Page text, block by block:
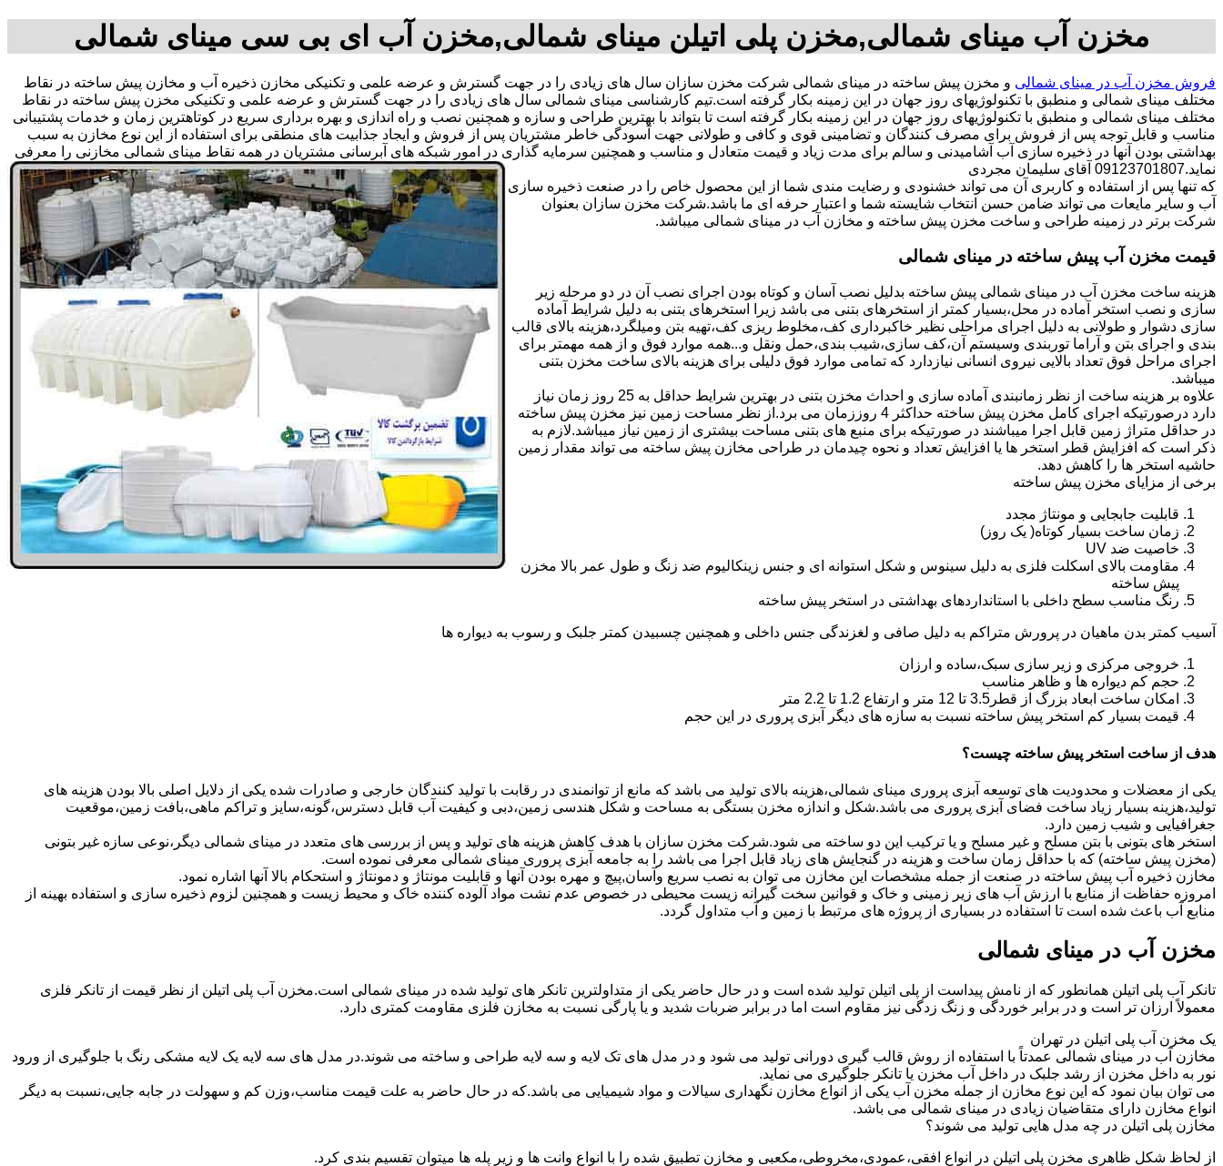
مخزن آب مینای شمالی,مخزن پلی اتیلن مینای شمالی,مخزن آب ای بی سی مینای شمالی
فروش مخزن آب در مینای شمالی و مخزن پیش ساخته در مینای شمالی شرکت مخزن سازان سال های زیادی را در جهت گسترش و عرضه علمی و تکنیکی مخازن ذخیره آب و مخازن پیش ساخته در نقاط
مختلف مینای شمالی و منطبق با تکنولوژیهای روز جهان در این زمینه بکار گرفته است.تیم کارشناسی مینای شمالی سال های زیادی را در جهت گسترش و عرضه علمی و تکنیکی مخزن پیش ساخته در نقاط
مختلف مینای شمالی و منطبق با تکنولوژیهای روز جهان در این زمینه بکار گرفته است تا بتواند با بهترین طراحی و سازه و همچنین نصب و راه اندازی و بهره برداری سریع در کوتاهترین زمان و خدمات پشتیبانی
مناسب و قابل توجه پس از فروش برای مصرف کنندگان و تضامینی قوی و کافی و طولانی جهت آسودگی خاطر مشتریان پس از فروش و ایجاد جذابیت های منطقی برای استفاده از این نوع مخازن به سبب
بهداشتی بودن آنها در ذخیره سازی آب آشامیدنی و سالم برای مدت زیاد و قیمت متعادل و مناسب و همچنین سرمایه گذاری در امور شبکه های آبرسانی مشتریان در همه نقاط مینای شمالی مخازنی را معرفی
نماید.09123701807 آقای سلیمان مجردی
که تنها پس از استفاده و کاربری آن می تواند خشنودی و رضایت مندی شما از این محصول خاص را در صنعت ذخیره سازی
آب و سایر مایعات می تواند ضامن حسن انتخاب شایسته شما و اعتبار حرفه ای ما باشد.شرکت مخزن سازان بعنوان
شرکت برتر در زمینه طراحی و ساخت مخزن پیش ساخته و مخازن آب در مینای شمالی میباشد.
قیمت مخزن آب پیش ساخته در مینای شمالی
هزینه ساخت مخزن آب در مینای شمالی پیش ساخته بدلیل نصب آسان و کوتاه بودن اجرای نصب آن در دو مرحله زیر
سازی و نصب استخر آماده در محل،بسیار کمتر از استخرهای بتنی می باشد زیرا استخرهای بتنی به دلیل شرایط آماده
سازی دشوار و طولانی به دلیل اجرای مراحلی نظیر خاکبرداری کف،مخلوط ریزی کف،تهیه بتن ومیلگرد،هزینه بالای قالب
بندی و اجرای بتن و آراما توربندی وسیستم آن،کف سازی،شیب بندی،حمل ونقل و...همه موارد فوق و از همه مهمتر برای
اجرای مراحل فوق تعداد بالایی نیروی انسانی نیازدارد که تمامی موارد فوق دلیلی برای هزینه بالای ساخت مخزن بتنی
میباشد.
علاوه بر هزینه ساخت از نظر زمانبندی آماده سازی و احداث مخزن بتنی در بهترین شرایط حداقل به 25 روز زمان نیاز
دارد درصورتیکه اجرای کامل مخزن پیش ساخته حداکثر 4 روززمان می برد.از نظر مساحت زمین نیز مخزن پیش ساخته
در حداقل متراژ زمین قابل اجرا میباشند در صورتیکه برای منبع های بتنی مساحت بیشتری از زمین نیاز میباشد.لازم به
ذکر است که افزایش قطر استخر ها یا افزایش تعداد و نحوه چیدمان در طراحی مخازن پیش ساخته می تواند مقدار زمین
حاشیه استخر ها را کاهش دهد.
برخی از مزایای مخزن پیش ساخته
قابلیت جابجایی و مونتاژ مجدد
زمان ساخت بسیار کوتاه( یک روز)
خاصیت ضد UV
مقاومت بالای اسکلت فلزی به دلیل سینوس و شکل استوانه ای و جنس زینکالیوم ضد زنگ و طول عمر بالا مخزن
پیش ساخته
رنگ مناسب سطح داخلی با استانداردهای بهداشتی در استخر پیش ساخته
آسیب کمتر بدن ماهیان در پرورش متراکم به دلیل صافی و لغزندگی جنس داخلی و همچنین چسبیدن کمتر جلبک و رسوب به دیواره ها
خروجی مرکزی و زیر سازی سبک،ساده و ارزان
حجم کم دیواره ها و ظاهر مناسب
امکان ساخت ابعاد بزرگ از قطر3.5 تا 12 متر و ارتفاع 1.2 تا 2.2 متر
قیمت بسیار کم استخر پیش ساخته نسبت به سازه های دیگر آبزی پروری در این حجم
هدف از ساخت استخر پیش ساخته چیست؟
یکی از معضلات و محدودیت های توسعه آبزی پروری مینای شمالی،هزینه بالای تولید می باشد که مانع از توانمندی در رقابت با تولید کنندگان خارجی و صادرات شده یکی از دلایل اصلی بالا بودن هزینه های
تولید،هزینه بسیار زیاد ساخت فضای آبزی پروری می باشد.شکل و اندازه مخزن بستگی به مساحت و شکل هندسی زمین،دبی و کیفیت آب قابل دسترس،گونه،سایز و تراکم ماهی،بافت زمین،موقعیت
جغرافیایی و شیب زمین دارد.
استخر های بتونی با بتن مسلح و غیر مسلح و یا ترکیب این دو ساخته می شود.شرکت مخزن سازان با هدف کاهش هزینه های تولید و پس از بررسی های متعدد در مینای شمالی دیگر،نوعی سازه غیر بتونی
(مخزن پیش ساخته) که با حداقل زمان ساخت و هزینه در گنجایش های زیاد قابل اجرا می باشد را به جامعه آبزی پروری مینای شمالی معرفی نموده است.
مخازن ذخیره آب پیش ساخته در صنعت از جمله مشخصات این مخازن می توان به نصب سریع وآسان,پیچ و مهره بودن آنها و قابلیت مونتاژ و دمونتاژ و استحکام بالا آنها اشاره نمود.
امروزه حفاظت از منابع با ارزش آب های زیر زمینی و خاک و قوانین سخت گیرانه زیست محیطی در خصوص عدم نشت مواد آلوده کننده خاک و محیط زیست و همچنین لزوم ذخیره سازی و استفاده بهینه از
منابع آب باعث شده است تا استفاده در بسیاری از پروژه های مرتبط با زمین و آب متداول گردد.
مخزن آب در مینای شمالی
تانکر آب پلی اتیلن همانطور که از نامش پیداست از پلی اتیلن تولید شده است و در حال حاضر یکی از متداولترین تانکر های تولید شده در مینای شمالی است.مخزن آب پلی اتیلن از نظر قیمت از تانکر فلزی
معمولاً ارزان تر است و در برابر خوردگی و زنگ زدگی نیز مقاوم است اما در برابر ضربات شدید و یا پارگی نسبت به مخازن فلزی مقاومت کمتری دارد.
یک مخزن آب پلی اتیلن در تهران
مخازن آب در مینای شمالی عمدتاً با استفاده از روش قالب گیری دورانی تولید می شود و در مدل های تک لایه و سه لایه طراحی و ساخته می شوند.در مدل های سه لایه یک لایه مشکی رنگ با جلوگیری از ورود
نور به داخل مخزن از رشد جلبک در داخل آب مخزن یا تانکر جلوگیری می نماید.
می توان بیان نمود که این نوع مخازن از جمله مخزن آب یکی از انواع مخازن نگهداری سیالات و مواد شیمیایی می باشد.که در حال حاضر به علت قیمت مناسب،وزن کم و سهولت در جابه جایی،نسبت به دیگر
انواع مخازن دارای متقاضیان زیادی در مینای شمالی می باشد.
مخازن پلی اتیلن در چه مدل هایی تولید می شوند؟
از لحاظ شکل ظاهری مخزن پلی اتیلن در انواع افقی،عمودی،مخروطی،مکعبی و مخازن تطبیق شده را با انواع وانت ها و زیر پله ها میتوان تقسیم بندی کرد.